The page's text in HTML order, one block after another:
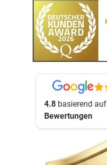
4.8 basierend auf
Bewertungen